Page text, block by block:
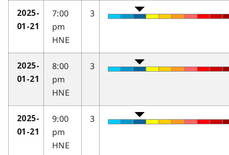
2025-
01-21
7:00
pm
HNE
3
2025-
01-21
8:00
pm
HNE
3
2025-
01-21
9:00
pm
HNE
3